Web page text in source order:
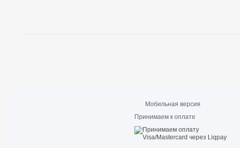
Мобильная версия
Принимаем к оплате